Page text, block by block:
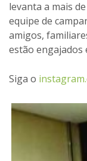
levanta a mais
equipe de
amigos,
estão engajados
Siga o